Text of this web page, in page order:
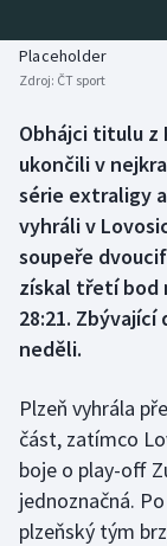
Biatlon
Box
Curling
Dostihy
Florbal
Golf
Gymnastika
Aplikace ČT
Placeholder
Zdroj: ČT sport
Obhájci titulu z
ukončili v
série extraligy
vyhráli v
soupeře
získal třetí bod
28:21.
neděli.
Plzeň vyhrála
část, zatímco
boje o play-off
jednoznačná.
plzeňský tým